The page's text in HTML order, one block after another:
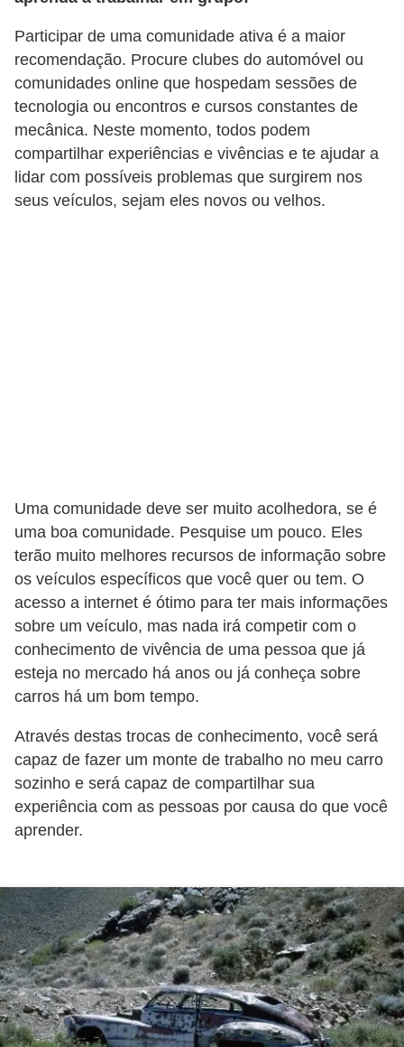
Participar de uma comunidade ativa é a maior
recomendação. Procure clubes do automóvel ou
comunidades online que hospedam sessões de
tecnologia ou encontros e cursos constantes de
mecânica. Neste momento, todos podem
compartilhar experiências e vivências e te ajudar a
lidar com possíveis problemas que surgirem nos
seus veículos, sejam eles novos ou velhos.
Uma comunidade deve ser muito acolhedora, se é
uma boa comunidade. Pesquise um pouco. Eles
terão muito melhores recursos de informação sobre
os veículos específicos que você quer ou tem. O
acesso a internet é ótimo para ter mais informações
sobre um veículo, mas nada irá competir com o
conhecimento de vivência de uma pessoa que já
esteja no mercado há anos ou já conheça sobre
carros há um bom tempo.
Através destas trocas de conhecimento, você será
capaz de fazer um monte de trabalho no meu carro
sozinho e será capaz de compartilhar sua
experiência com as pessoas por causa do que você
aprender.
o
m
t
i
v
o
t
o
m
t
i
v
a
s
L
e
i
r
â
n
s
i